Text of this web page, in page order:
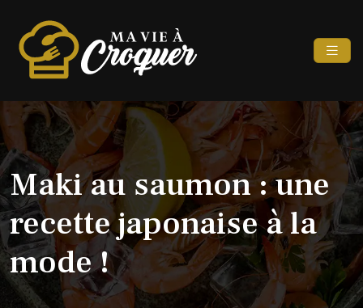
Maki au saumon : une
recette japonaise à la
mode !